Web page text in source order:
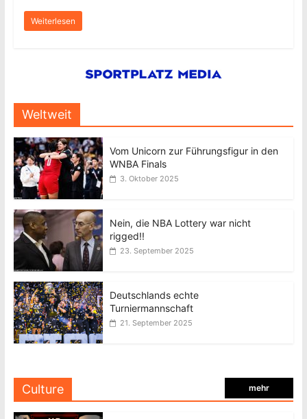
Weiterlesen
Weltweit
Vom Unicorn zur Führungsfigur in den
WNBA Finals
3. Oktober 2025
Nein, die NBA Lottery war nicht
rigged!!
23. September 2025
Deutschlands echte
Turniermannschaft
21. September 2025
Culture mehr